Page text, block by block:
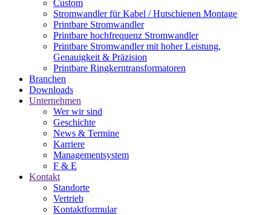
Custom
Stromwandler für Kabel / Hutschienen Montage
Printbare Stromwandler
Printbare hochfrequenz Stromwandler
Printbare Stromwandler mit hoher Leistung,
Genauigkeit & Präzision
Printbare Ringkerntransformatoren
Branchen
Downloads
Unternehmen
Wer wir sind
Geschichte
News & Termine
Karriere
Managementsystem
F & E
Kontakt
Standorte
Vertrieb
Kontaktformular